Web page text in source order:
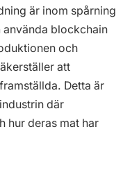
är inom spårning
använda blockchain
och
att
Detta är
där
hur deras mat har